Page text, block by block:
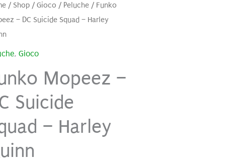
/ Shop/ Gioco / Peluche/ Funko
– DC Suicide Squad – Harley
, Gioco
Mopeez –
Suicide
– Harley